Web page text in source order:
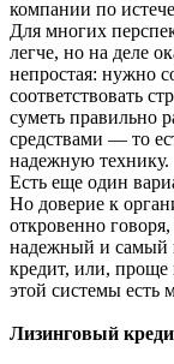
компании по
Для многих
легче, но на деле
непростая: нужно
соответствовать
суметь правильно
средствами — то
надежную технику.
Есть еще один
Но доверие к
откровенно
надежный и самый
кредит, или, проще
этой системы есть
Лизинговый